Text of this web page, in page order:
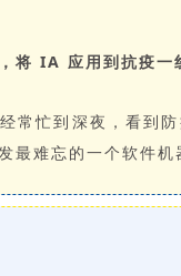
将 IA 应用到抗疫一
常忙到深夜，看到
最难忘的一个软件机